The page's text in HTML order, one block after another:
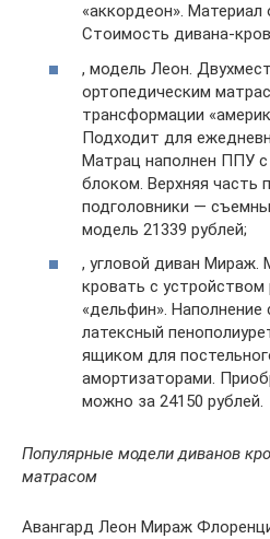
«аккордеон».
Стоимость дивана-
, модель Леон.
ортопедическим
трансформации
Подходит для
Матрац наполнен ППУ
блоком. Верхняя часть
подголовники —
модель 21339 рублей;
, угловой диван Мираж.
кровать с устройством
«дельфин».
латексный
ящиком для
амортизаторами.
можно за 24150 рублей.
Популярные модели диванов
матрасом
Авангард Леон Мираж